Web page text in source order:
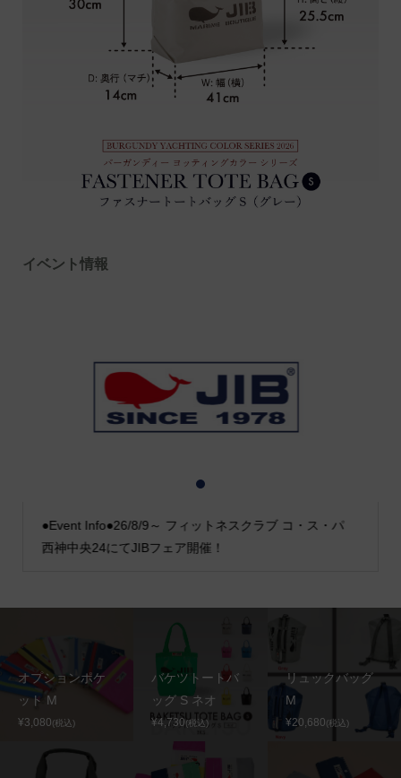
イベント情報
●Event Info●26/8/9～ フィットネスクラブ コ・ス・パ
西神中央24にてJIBフェア開催！
2
オプションポケ
ット M
¥3,080(税込)
バケツトートバ
ッグ S ネオ
¥4,730(税込)
リュックバッグ
M
¥20,680(税込)